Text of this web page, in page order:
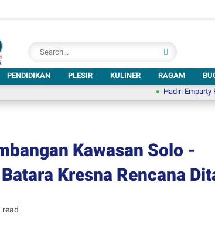
PENDIDIKAN PLESIR KULINER RAGAM
Hadiri Emparty Fest #1,
Kawasan Solo -
Kresna Rencana
read